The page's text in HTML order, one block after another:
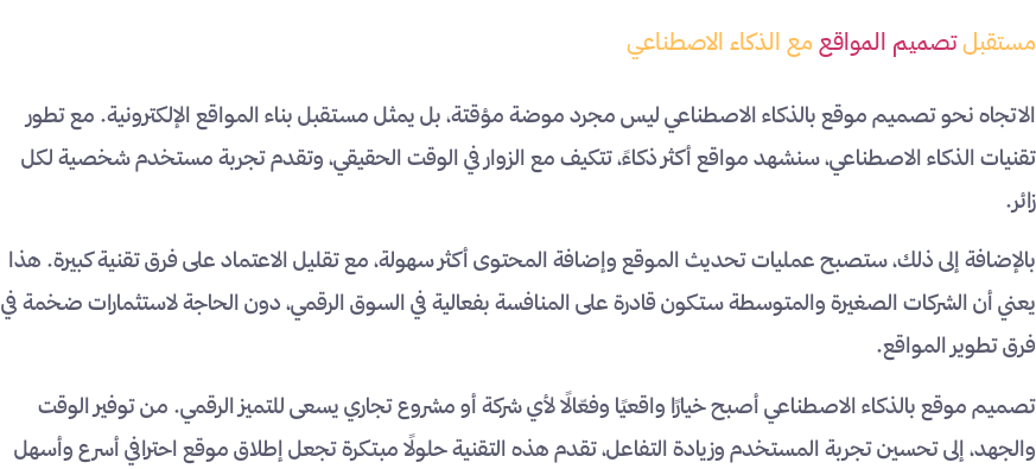
مستقبلتصميم المواقع مع الذكاء الاصطناعي
الاتجاه نحو تصميم موقع بالذكاء الاصطناعي ليس مجرد موضة مؤقتة، بل يمثل مستقبل بناء المواقع الإلكترونية. مع تطور
تقنيات الذكاء الاصطناعي، سنشهد مواقع أكثر ذكاءً، تتكيف مع الزوار في الوقت الحقيقي، وتقدم تجربة مستخدم شخصية لكل
زائر.
بالإضافة إلى ذلك، ستصبح عمليات تحديث الموقع وإضافة المحتوى أكثر سهولة، مع تقليل الاعتماد على فرق تقنية كبيرة. هذا
يعني أن الشركات الصغيرة والمتوسطة ستكون قادرة على المنافسة بفعالية في السوق الرقمي، دون الحاجة لاستثمارات ضخمة في
فرق تطوير المواقع.
تصميم موقع بالذكاء الاصطناعي أصبح خيارًا واقعيًا وفعّالًا لأي شركة أو مشروع تجاري يسعى للتميز الرقمي. من توفير الوقت
والجهد، إلى تحسين تجربة المستخدم وزيادة التفاعل، تقدم هذه التقنية حلولًا مبتكرة تجعل إطلاق موقع احترافي أسرع وأسهل